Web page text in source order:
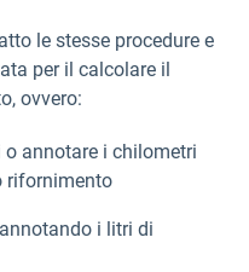
le stesse procedure e
per il calcolare il
ovvero:
annotare i chilometri
rifornimento
i litri di